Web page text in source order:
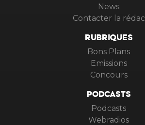
News
Contacter la rédac
RUBRIQUES
Bons Plans
Emissions
Concours
PODCASTS
Podcasts
Webradios